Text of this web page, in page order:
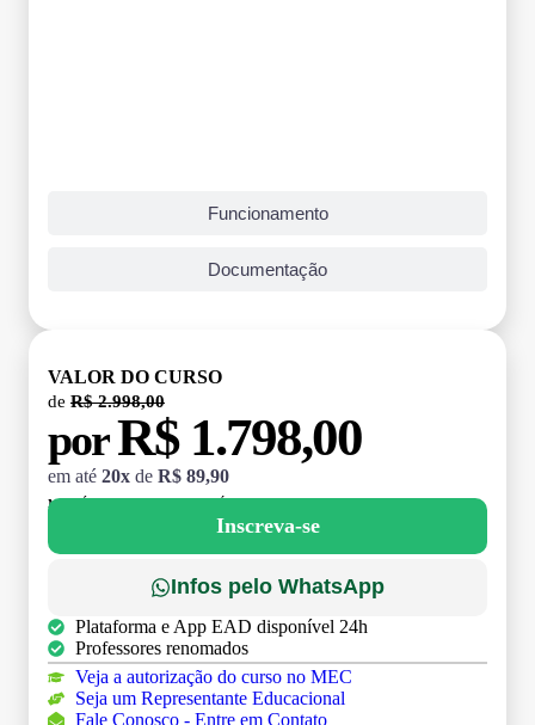
Funcionamento
Documentação
VALOR DO CURSO
de R$ 2.998,00
porR$ 1.798,00
em até 20x de R$ 89,90
MATRÍCULA:
Inscreva-se
Infos pelo WhatsApp
Plataforma e App EAD disponível 24h
Professores renomados
Veja a autorização do curso no MEC
Seja um Representante Educacional
Fale Conosco - Entre em Contato